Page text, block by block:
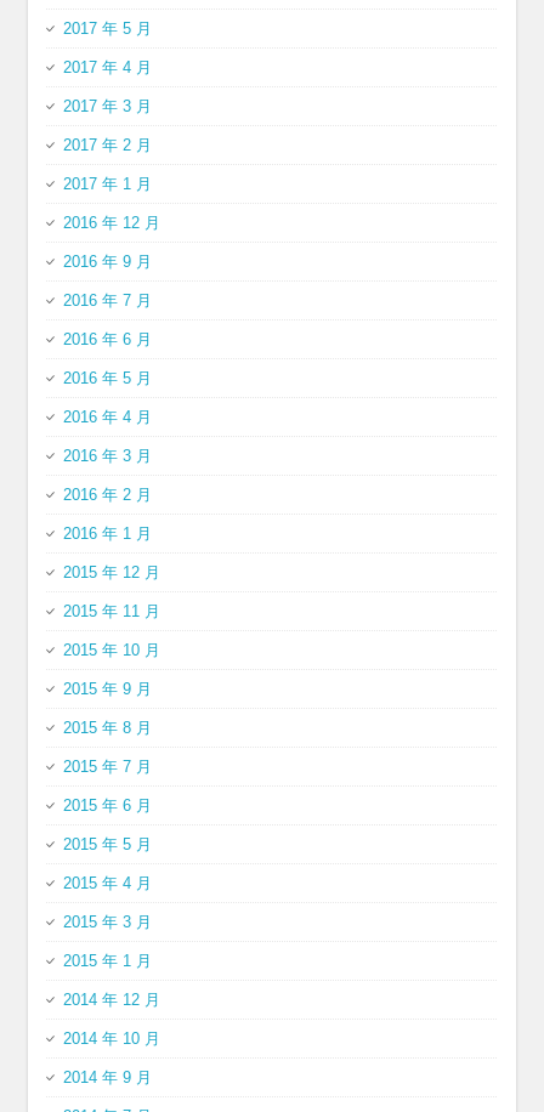
2017 年 5 月
2017 年 4 月
2017 年 3 月
2017 年 2 月
2017 年 1 月
2016 年 12 月
2016 年 9 月
2016 年 7 月
2016 年 6 月
2016 年 5 月
2016 年 4 月
2016 年 3 月
2016 年 2 月
2016 年 1 月
2015 年 12 月
2015 年 11 月
2015 年 10 月
2015 年 9 月
2015 年 8 月
2015 年 7 月
2015 年 6 月
2015 年 5 月
2015 年 4 月
2015 年 3 月
2015 年 1 月
2014 年 12 月
2014 年 10 月
2014 年 9 月